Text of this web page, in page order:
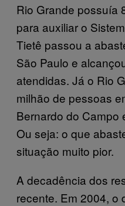
Rio Grande possuía
para auxiliar o
Tietê passou a
São Paulo e
atendidas. Já o Rio
milhão de pessoas
Bernardo do Campo
Ou seja: o que
situação muito pior.
A decadência dos
recente. Em 2004, o